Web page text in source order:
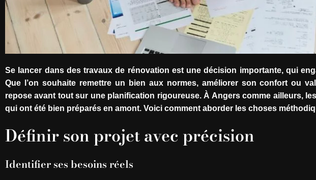
Se lancer dans des travaux de rénovation est une décision importante, qui
Que l’on souhaite remettre un bien aux normes, améliorer son confort ou
repose avant tout sur une planification rigoureuse. À Angers comme ailleurs,
qui ont été bien préparés en amont. Voici comment aborder les choses
Définir son projet avec précision
Identifier ses besoins réels